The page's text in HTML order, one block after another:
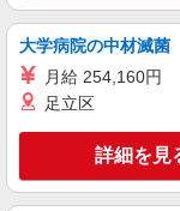
株式会社kotrio /●KM-
大学病院の中材滅菌
月給 254,160円
足立区
詳細を見